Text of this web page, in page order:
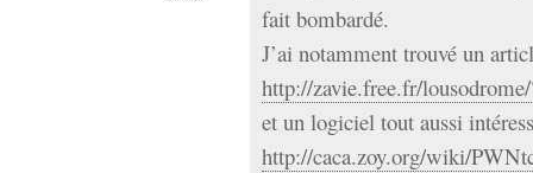
fait bombardé.
J’ai notamment trouvé un
http://zavie.free.fr/
et un logiciel tout aussi
http://caca.zoy.org/wiki/